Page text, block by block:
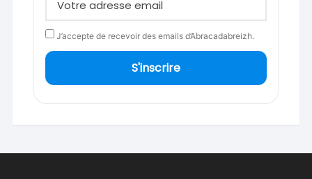
J’accepte de recevoir des emails d’Abracadabreizh.
S'inscrire